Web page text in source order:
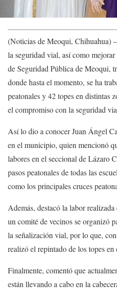
(Noticias de Meoqui, Chihuahua)
la seguridad vial, así como
de Seguridad Pública de Meoqui,
donde hasta el momento, se ha
peatonales y 42 topes en distintas
el compromiso con la seguridad
Así lo dio a conocer Juan Ángel
en el municipio, quien mencionó
labores en el seccional de Lázaro
pasos peatonales de todas las
como los principales cruces
Además, destacó la labor
un comité de vecinos se organizó
la señalización vial, por lo que,
realizó el repintado de los topes en
Finalmente, comentó que
están llevando a cabo en la